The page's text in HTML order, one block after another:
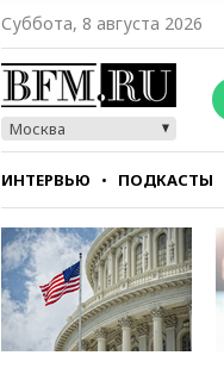
Суббота, 8 августа 2026
Москва
ИНТЕРВЬЮ ПОДКАСТЫ
СТИЛЬ ТЕСТЫ